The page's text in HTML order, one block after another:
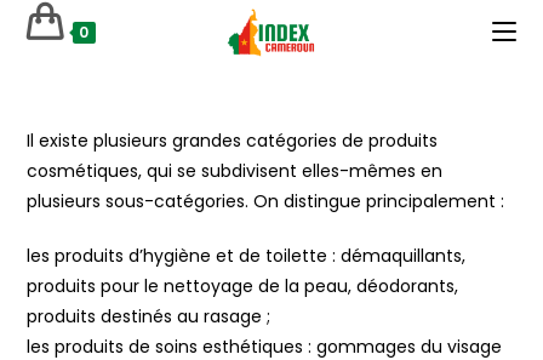
Skip
0
Il existe plusieurs grandes catégories de produits
cosmétiques, qui se subdivisent elles-mêmes en
plusieurs sous-catégories. On distingue principalement :
les produits d’hygiène et de toilette : démaquillants,
produits pour le nettoyage de la peau, déodorants,
produits destinés au rasage ;
les produits de soins esthétiques : gommages du visage